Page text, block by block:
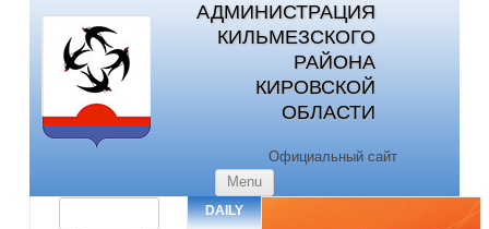
АДМИНИСТРАЦИЯ
КИЛЬМЕЗСКОГО
РАЙОНА
КИРОВСКОЙ
ОБЛАСТИ
Официальный сайт
Menu
DAILY